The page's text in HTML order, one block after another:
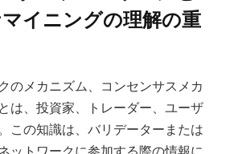
イニングの理解の重
のメカニズム、コンセンサスメカ
は、投資家、トレーダー、ユーザ
この知識は、バリデーターまたは